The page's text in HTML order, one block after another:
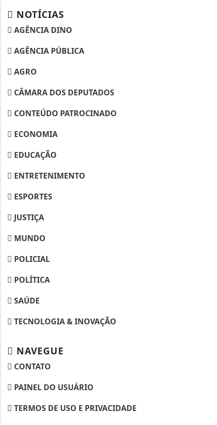
NOTÍCIAS
AGÊNCIA DINO
AGÊNCIA PÚBLICA
AGRO
CÂMARA DOS DEPUTADOS
CONTEÚDO PATROCINADO
ECONOMIA
EDUCAÇÃO
ENTRETENIMENTO
ESPORTES
JUSTIÇA
MUNDO
POLICIAL
POLÍTICA
SAÚDE
TECNOLOGIA & INOVAÇÃO
NAVEGUE
CONTATO
PAINEL DO USUÁRIO
TERMOS DE USO E PRIVACIDADE